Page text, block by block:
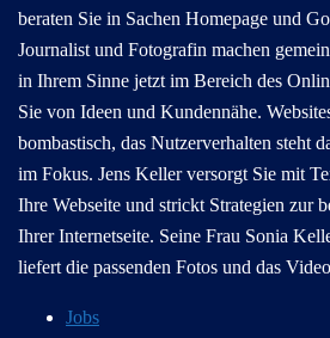
beraten Sie in Sachen Homepage und
Journalist und Fotografin machen
in Ihrem Sinne jetzt im Bereich des
Sie von Ideen und Kundennähe.
bombastisch, das Nutzerverhalten steht
im Fokus. Jens Keller versorgt Sie mit
Ihre Webseite und strickt Strategien zur
Ihrer Internetseite. Seine Frau Sonia
liefert die passenden Fotos und das
Jobs